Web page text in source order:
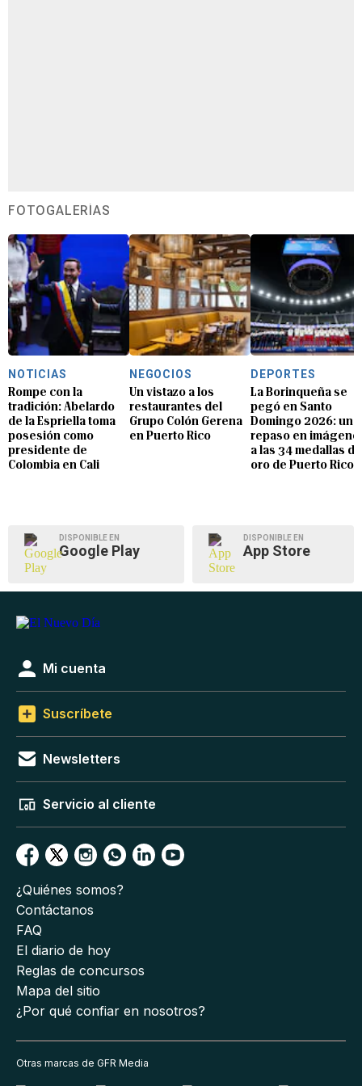
FOTOGALERÍAS
NOTICIAS
Rompe con la
tradición: Abelardo
de la Espriella toma
posesión como
presidente de
Colombia en Cali
NEGOCIOS
Un vistazo a los
restaurantes del
Grupo Colón Gerena
en Puerto Rico
DEPORTES
La Borinqueña se
pegó en Santo
Domingo 2026: un
repaso en
a las 34 medallas de
oro de Puerto Rico
DISPONIBLE EN
Google Play
DISPONIBLE EN
App Store
Mi cuenta
Suscríbete
Newsletters
Servicio al cliente
¿Quiénes somos?
Contáctanos
FAQ
El diario de hoy
Reglas de concursos
Mapa del sitio
¿Por qué confiar en nosotros?
Otras marcas de GFR Media